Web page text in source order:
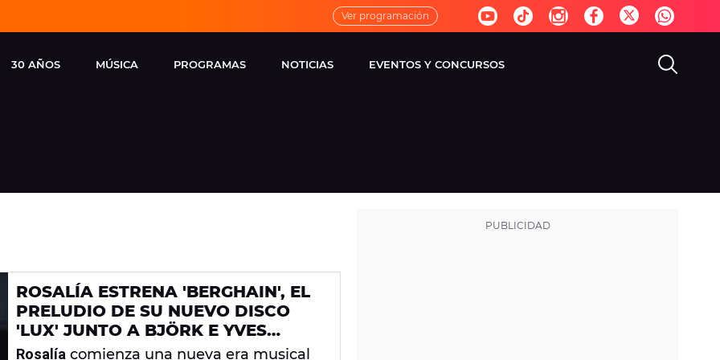
Ver programación
30 AÑOS
ENTREVISTAS
REMEMBER EUROPA
MÚSICA PROGRAMAS
VIRALES
NOTICIAS EVENTOS Y CONCURSOS
ROSALÍA ESTRENA 'BERGHAIN', EL
PRELUDIO DE SU NUEVO DISCO
'LUX' JUNTO A BJÖRK E YVES
TUMOR
Rosalía comienza una nueva era musical